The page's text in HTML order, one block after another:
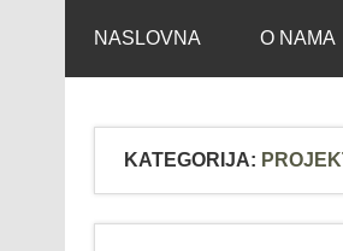
NASLOVNA
O NAMA
KATEGORIJA: